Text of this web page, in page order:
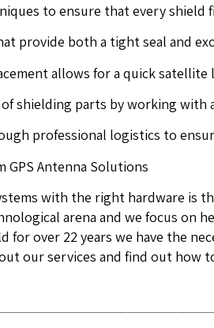
to ensure that every shield
provide both a tight seal and
allows for a quick
shielding parts by working with
professional logistics to
GPS Antenna Solutions
with the right hardware is
arena and we focus on
for over 22 years we have the
our services and find out how